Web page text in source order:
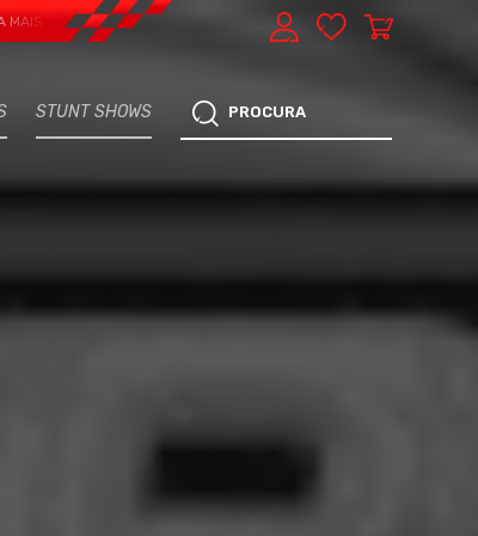
VERTENTE - EXPRESS CAR SERVICE, MANUTENÇÃO DO TEU CARRO
STUNT SHOWS